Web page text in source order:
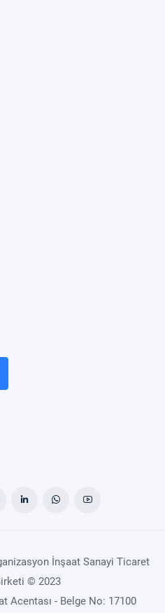
İnşaat Sanayi Ticaret
© 2023
Acentası - Belge No: 17100